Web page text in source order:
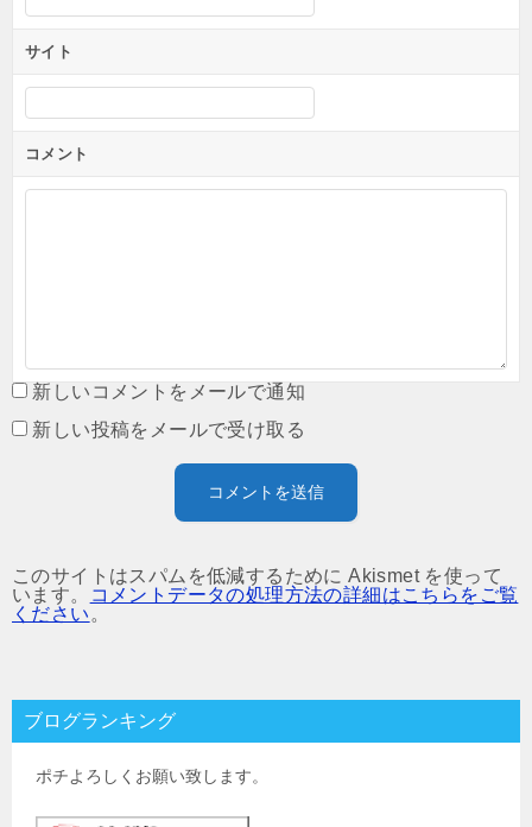
サイト
コメント
新しいコメントをメールで通知
新しい投稿をメールで受け取る
このサイトはスパムを低減するために Akismet を使って
います。
コメントデータの処理方法の詳細はこちらをご覧
ください 。
ブログランキング
ポチよろしくお願い致します。